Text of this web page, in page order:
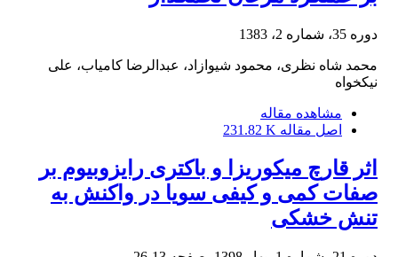
دوره 35، شماره 2، 1383
محمد شاه نظری، محمود شیوازاد، عبدالرضا کامیاب، علی
نیکخواه
مشاهده مقاله
اصل مقاله 231.82 K
اثر قارچ میکوریزا و باکتری رایزوبیوم بر
صفات کمی و کیفی سویا در واکنش به
تنش خشکی